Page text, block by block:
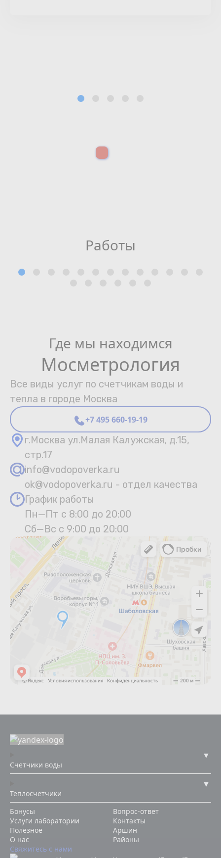
Работы
Где мы находимся
Мосметрология
Все виды услуг по счетчикам воды и
тепла в городе Москва
+7 495 660-19-19
г.Москва ул.Малая Калужская, д.15,
стр.17
info@vodopoverka.ru
ok@vodopoverka.ru - отдел качества
График работы
Пн—Пт с 8:00 до 20:00
Сб—Вс с 9:00 до 20:00
Счетчики воды
Теплосчетчики
Бонусы
Услуги лаборатории
Полезное
О нас
Вопрос-ответ
Контакты
Аршин
Районы
Свяжитесь с нами